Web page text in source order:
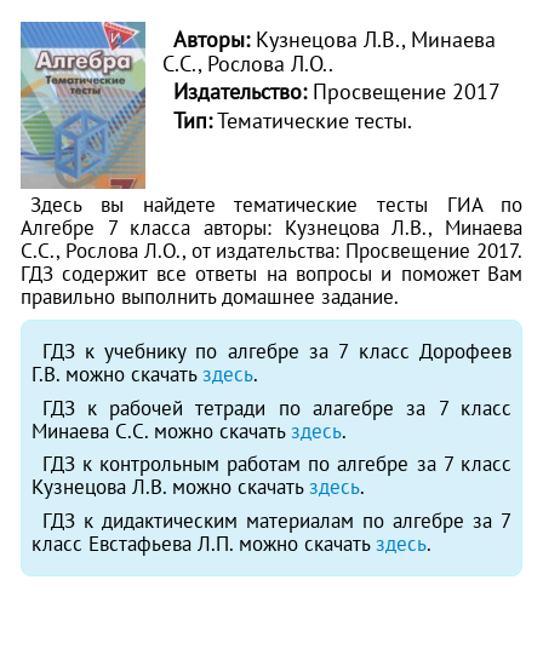
Авторы: Кузнецова Л.В., Минаева
С.С., Рослова Л.О..
Издательство: Просвещение 2017
Тип:Тематические тесты.
Здесь вы найдете тематические тесты ГИА по
Алгебре 7 класса авторы: Кузнецова Л.В., Минаева
С.С., Рослова Л.О., от издательства: Просвещение 2017.
ГДЗ содержит все ответы на вопросы и поможет Вам
правильно выполнить домашнее задание.
ГДЗ к учебнику по алгебре за 7 класс Дорофеев
Г.В. можно скачатьздесь.
ГДЗ к рабочей тетради по алагебре за 7 класс
Минаева С.С. можно скачатьздесь.
ГДЗ к контрольным работам по алгебре за 7 класс
Кузнецова Л.В. можно скачатьздесь.
ГДЗ к дидактическим материалам по алгебре за 7
класс Евстафьева Л.П. можно скачатьздесь.